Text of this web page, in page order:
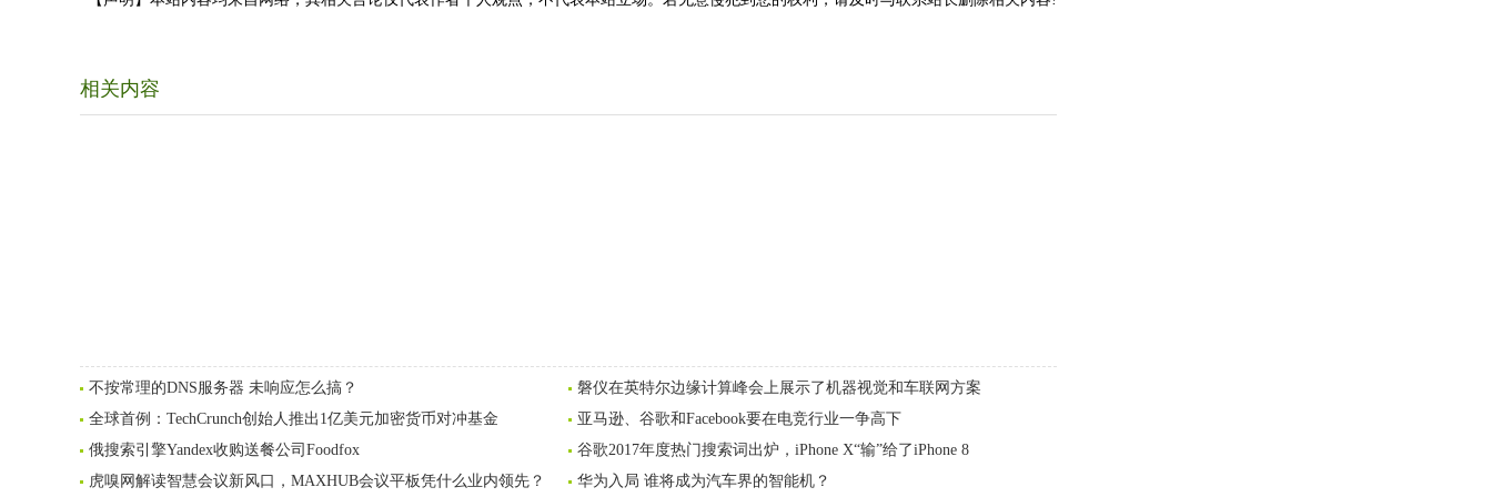
相关内容
不按常理的DNS服务器 未响应怎么搞？
磐仪在英特尔边缘计算峰会上展示了机器视觉和车联网方案
全球首例：TechCrunch创始人推出1亿美元加密货币对冲基金
亚马逊、谷歌和Facebook要在电竞行业一争高下
俄搜索引擎Yandex收购送餐公司Foodfox
谷歌2017年度热门搜索词出炉，iPhone X“输”给了iPhone 8
虎嗅网解读智慧会议新风口，MAXHUB会议平板凭什么业内领先？
华为入局 谁将成为汽车界的智能机？